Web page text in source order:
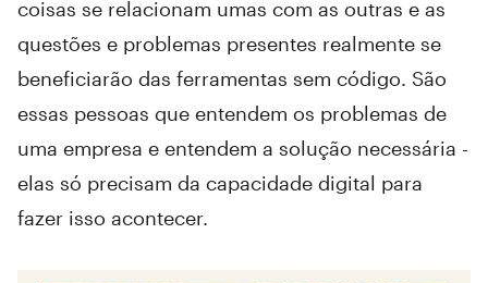
coisas se relacionam umas com as outras e as
questões e problemas presentes realmente se
beneficiarão das ferramentas sem código. São
essas pessoas que entendem os problemas de
uma empresa e entendem a solução necessária -
elas só precisam da capacidade digital para
fazer isso acontecer.